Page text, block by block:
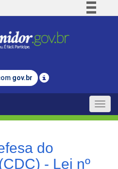
Comunica BR
Legislação
gov.br
Toggle
do
- Lei nº